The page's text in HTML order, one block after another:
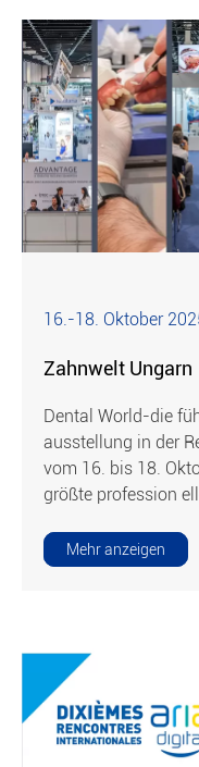
16.-18. Oktober
Zahnwelt Ungarn
Dental World-die
ausstellung in der
vom 16. bis 18.
größte profession
Mehr anzeigen